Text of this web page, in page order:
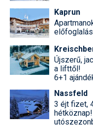
Kaprun
Újszerű,
a lifttől!
6+1
Nassfeld
3 éjt fizet,